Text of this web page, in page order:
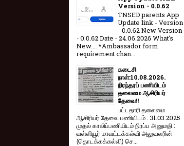
Version - 0.0.62
TNSED parents App
Update link - Version
- 0.0.62 New Version
- 0.0.62 Date - 24.06.2026 What's
New.... *Ambassador form
requirement chan...
கடைசி
நாள்:10.08.2026.
நிரந்தரப் பணியிடம்
தலைமை ஆசிரியர்
தேவை!!
பட்டதாரி தலைமை
ஆசிரியர் தேவை பணியிடம் : 31.03.2025
முதல் காலிப்பணியிடம் நிரப்ப அனுமதி :
வள்ளியூர் மாவட்டக்கல்வி அலுவலரின்
(தொடக்கக்கல்வி) செ...